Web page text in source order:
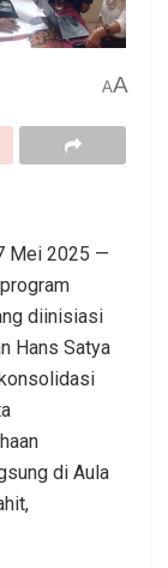
AA
Mei 2025 —
diinisiasi
Hans Satya
di Aula